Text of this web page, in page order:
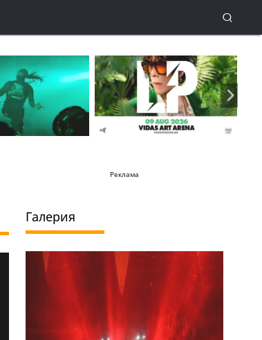
Реклама
Галерия